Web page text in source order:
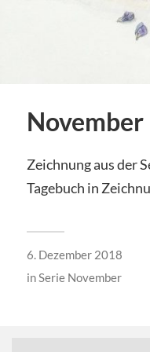
November
Zeichnung aus der
Tagebuch in
6. Dezember 2018
inSerie November